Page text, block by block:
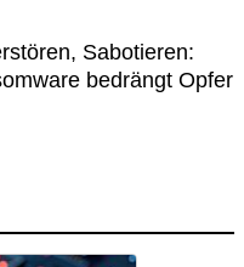
Sabotieren:
bedrängt Opfer